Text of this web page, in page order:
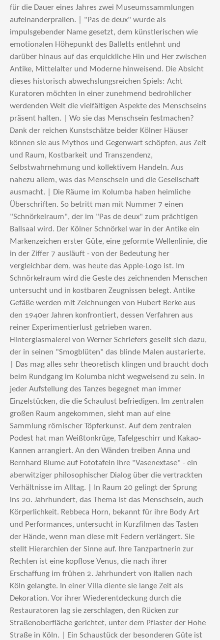
für die Dauer eines Jahres zwei Museumssammlungen
aufeinanderprallen. | "Pas de deux" wurde als
impulsgebender Name gesetzt, dem künstlerischen wie
emotionalen Höhepunkt des Balletts entlehnt und
darüber hinaus auf das erquickliche Hin und Her zwischen
Antike, Mittelalter und Moderne hinweisend. Die Absicht
dieses historisch abwechslungsreichen Spiels: Acht
Kuratoren möchten in einer zunehmend bedrohlicher
werdenden Welt die vielfältigen Aspekte des Menschseins
präsent halten. | Wo sie das Menschsein festmachen?
Dank der reichen Kunstschätze beider Kölner Häuser
können sie aus Mythos und Gegenwart schöpfen, aus Zeit
und Raum, Kostbarkeit und Transzendenz,
Selbstwahrnehmung und kollektivem Handeln. Aus
nahezu allem, was das Menschsein und die Gesellschaft
ausmacht. | Die Räume im Kolumba haben heimliche
Überschriften. So betritt man mit Nummer 7 einen
"Schnörkelraum", der im "Pas de deux" zum prächtigen
Ballsaal wird. Der Kölner Schnörkel war in der Antike ein
Markenzeichen erster Güte, eine geformte Wellenlinie, die
in der Ziffer 7 ausläuft - von der Bedeutung her
vergleichbar dem, was heute das Apple-Logo ist. Im
Schnörkelraum wird die Geste des zeichnenden Menschen
untersucht und in kostbaren Zeugnissen belegt. Antike
Gefäße werden mit Zeichnungen von Hubert Berke aus
den 1940er Jahren konfrontiert, dessen Verfahren aus
reiner Experimentierlust getrieben waren.
Hinterglasmalerei von Werner Schriefers gesellt sich dazu,
der in seinen "Smogblüten" das blinde Malen austarierte.
| Das mag alles sehr theoretisch klingen und braucht doch
beim Rundgang im Kolumba nicht wegweisend zu sein. In
jeder Aufstellung des Tanzes begegnet man immer
Einzelstücken, die die Schaulust befriedigen. Im zentralen
großen Raum angekommen, sieht man auf eine
Sammlung römischer Töpferkunst. Auf dem zentralen
Podest hat man Weißtonkrüge, Tafelgeschirr und Kakao-
Kannen arrangiert. An den Wänden treiben Anna und
Bernhard Blume auf Fototafeln ihre "Vasenextase" - ein
aberwitziger philosophischer Dialog über die vertrackten
Verhältnisse im Alltag. | In Raum 20 gelingt der Sprung
ins 20. Jahrhundert, das Thema ist das Menschsein, auch
Körperlichkeit. Rebbeca Horn, bekannt für ihre Body Art
und Performances, untersucht in Kurzfilmen das Tasten
der Hände, wenn man diese mit Federn verlängert. Sie
stellt Hierarchien der Sinne auf. Ihre Tanzpartnerin zur
Rechten ist eine kopflose Venus, die nach ihrer
Erschaffung im frühen 2. Jahrhundert von Italien nach
Köln gelangte. In einer Villa diente sie lange Zeit als
Dekoration. Vor ihrer Wiederentdeckung durch die
Restauratoren lag sie zerschlagen, den Rücken zur
Straßenoberfläche gerichtet, unter dem Pflaster der Hohe
Straße in Köln. | Ein Schaustück der besonderen Güte ist